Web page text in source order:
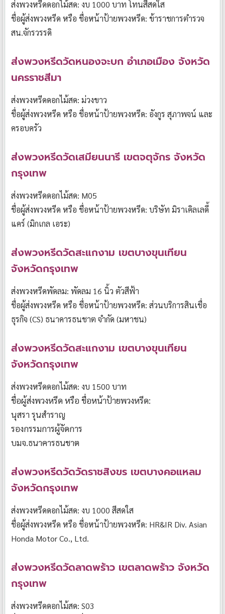
ส่งพวงหรีดดอกไม้สด: งบ 1000 บาท โทนสีสดใส
ชื่อผู้ส่งพวงหรีด หรือ ชื่อหน้าป้ายพวงหรีด: ข้าราชการตำรวจ
สน.จักรวรรดิ
ส่งพวงหรีดวัดหนองจะบก อำเภอเมือง จังหวัด
นครราชสีมา
ส่งพวงหรีดดอกไม้สด: ม่วงขาว
ชื่อผู้ส่งพวงหรีด หรือ ชื่อหน้าป้ายพวงหรีด: อังกูร สุภาพจน์ และ
ครอบครัว
ส่งพวงหรีดวัดเสมียนนารี เขตจตุจักร จังหวัด
กรุงเทพ
ส่งพวงหรีดดอกไม้สด: M05
ชื่อผู้ส่งพวงหรีด หรือ ชื่อหน้าป้ายพวงหรีด: บริษัท มิราเคิลเลดี้
แคร์ (มิกเกล เอระ)
ส่งพวงหรีดวัดสะแกงาม เขตบางขุนเทียน
จังหวัดกรุงเทพ
ส่งพวงหรีดพัดลม: พัดลม 16 นิ้ว ตัวสีฟ้า
ชื่อผู้ส่งพวงหรีด หรือ ชื่อหน้าป้ายพวงหรีด: ส่วนบริการสินเชื่อ
ธุรกิจ (CS) ธนาคารธนชาต จำกัด (มหาชน)
ส่งพวงหรีดวัดสะแกงาม เขตบางขุนเทียน
จังหวัดกรุงเทพ
ส่งพวงหรีดดอกไม้สด: งบ 1500 บาท
ชื่อผู้ส่งพวงหรีด หรือ ชื่อหน้าป้ายพวงหรีด:
นุสรา รุนสำราญ
รองกรรมการผู้จัดการ
บมจ.ธนาคารธนชาต
ส่งพวงหรีดวัดวัดราชสิงขร เขตบางคอแหลม
จังหวัดกรุงเทพ
ส่งพวงหรีดดอกไม้สด: งบ 1000 สีสดใส
ชื่อผู้ส่งพวงหรีด หรือ ชื่อหน้าป้ายพวงหรีด: HR&IR Div. Asian
Honda Motor Co., Ltd.
ส่งพวงหรีดวัดลาดพร้าว เขตลาดพร้าว จังหวัด
กรุงเทพ
ส่งพวงหรีดดอกไม้สด: S03